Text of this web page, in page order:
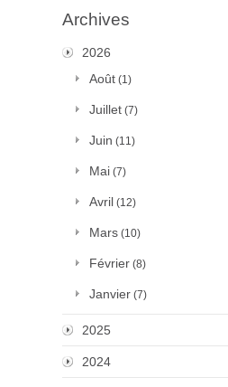
Archives
2026
Août (1)
Juillet (7)
Juin (11)
Mai (7)
Avril (12)
Mars (10)
Février (8)
Janvier (7)
2025
2024